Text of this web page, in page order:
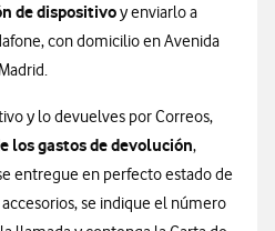
de dispositivoy enviarlo a
con domicilio en Avenida
y lo devuelves por Correos,
los gastos de devolución,
entregue en perfecto estado de
se indique el número